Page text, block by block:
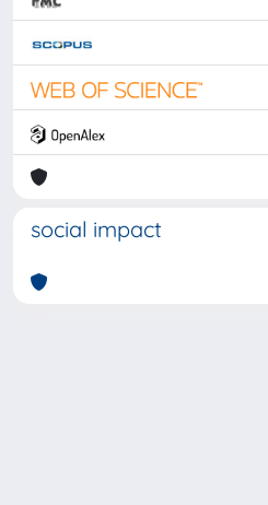
social impact